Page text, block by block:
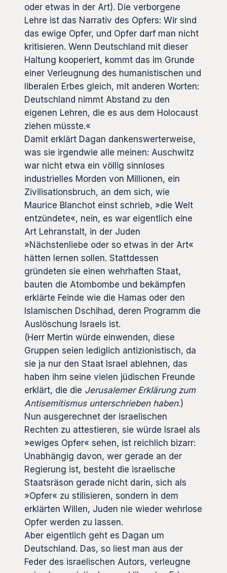
oder etwas in der Art). Die verborgene
Lehre ist das Narrativ des Opfers: Wir sind
das ewige Opfer, und Opfer darf man nicht
kritisieren. Wenn Deutschland mit dieser
Haltung kooperiert, kommt das im Grunde
einer Verleugnung des humanistischen und
liberalen Erbes gleich, mit anderen Worten:
Deutschland nimmt Abstand zu den
eigenen Lehren, die es aus dem Holocaust
ziehen müsste.«
Damit erklärt Dagan dankenswerterweise,
was sie irgendwie alle meinen: Auschwitz
war nicht etwa ein völlig sinnloses
industrielles Morden von Millionen, ein
Zivilisationsbruch, an dem sich, wie
Maurice Blanchot einst schrieb, »die Welt
entzündete«, nein, es war eigentlich eine
Art Lehranstalt, in der Juden
»Nächstenliebe oder so etwas in der Art«
hätten lernen sollen. Stattdessen
gründeten sie einen wehrhaften Staat,
bauten die Atombombe und bekämpfen
erklärte Feinde wie die Hamas oder den
Islamischen Dschihad, deren Programm die
Auslöschung Israels ist.
(Herr Mertin würde einwenden, diese
Gruppen seien lediglich antizionistisch, da
sie ja nur den Staat Israel ablehnen, das
haben ihm seine vielen jüdischen Freunde
erklärt, die die Jerusalemer Erklärung zum
Antisemitismus unterschrieben haben.)
Nun ausgerechnet der israelischen
Rechten zu attestieren, sie würde Israel als
»ewiges Opfer« sehen, ist reichlich bizarr:
Unabhängig davon, wer gerade an der
Regierung ist, besteht die israelische
Staatsräson gerade nicht darin, sich als
»Opfer« zu stilisieren, sondern in dem
erklärten Willen, Juden nie wieder wehrlose
Opfer werden zu lassen.
Aber eigentlich geht es Dagan um
Deutschland. Das, so liest man aus der
Feder des israelischen Autors, verleugne